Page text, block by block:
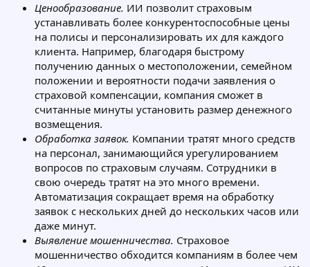
Ценообразование. ИИ позволит страховым
устанавливать более конкурентоспособные цены
на полисы и персонализировать их для каждого
клиента. Например, благодаря быстрому
получению данных о местоположении, семейном
положении и вероятности подачи заявления о
страховой компенсации, компания сможет в
считанные минуты установить размер денежного
возмещения.
Обработка заявок. Компании тратят много средств
на персонал, занимающийся урегулированием
вопросов по страховым случаям. Сотрудники в
свою очередь тратят на это много времени.
Автоматизация сокращает время на обработку
заявок с нескольких дней до нескольких часов или
даже минут.
Выявление мошенничества. Страховое
мошенничество обходится компаниям в более чем